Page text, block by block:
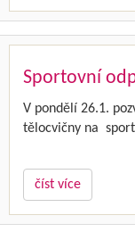
Sportovní
V pondělí 26.1.
tělocvičny na
číst více